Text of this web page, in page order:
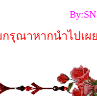
รุณาหากนำไปเผ